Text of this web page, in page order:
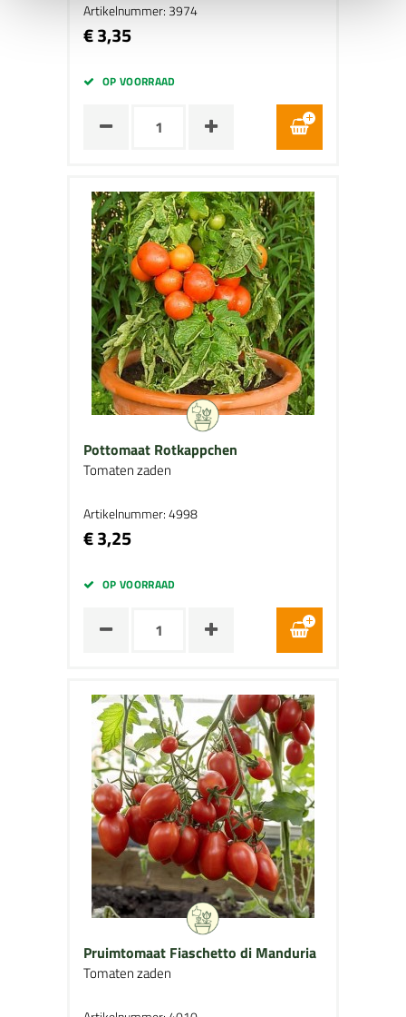
Artikelnummer: 3974
€ 3,35
OP VOORRAAD
Pottomaat Rotkappchen
Tomaten zaden
Artikelnummer: 4998
€ 3,25
OP VOORRAAD
Pruimtomaat Fiaschetto di Manduria
Tomaten zaden